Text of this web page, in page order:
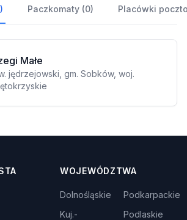
Paczkomaty (0) Placówki
Małe
jędrzejowski, gm. Sobków, woj.
WOJEWÓDZTWA
Dolnośląskie
Kuj.-
Podkarpackie
Podlaskie